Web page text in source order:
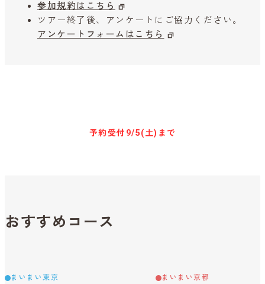
参加規約はこちら
ツアー終了後、アンケートにご協力ください。
アンケートフォームはこちら
予約受付 9/5(土)まで
おすすめコース
まいまい東京 まいまい京都